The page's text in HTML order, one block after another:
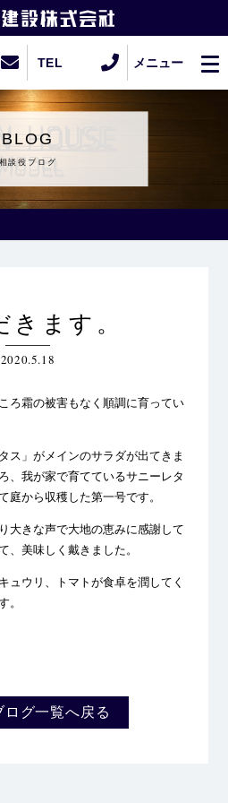
TEL メニュー
BLOG
相談役ブログ
きます。
2020.5.18
ろ霜の被害もなく順調に育ってい
ス」がメインのサラダが出てきま
、我が家で育てているサニーレタ
庭から収穫した第一号です。
大きな声で大地の恵みに感謝して
、美味しく戴きました。
ュウリ、トマトが食卓を潤してく
。
ログ一覧へ戻る